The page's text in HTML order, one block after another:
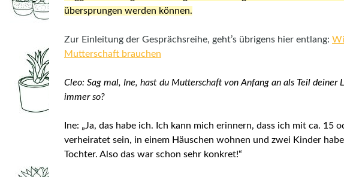
übersprungen werden können.
Zur Einleitung der Gesprächsreihe, geht’s übrigens hier entlang:
Mutterschaft brauchen
Cleo: Sag mal, Ine, hast du Mutterschaft von Anfang an als Teil
immer so?
Ine: „Ja, das habe ich. Ich kann mich erinnern, dass ich mit ca. 15
verheiratet sein, in einem Häuschen wohnen und zwei Kinder
Tochter. Also das war schon sehr konkret!“